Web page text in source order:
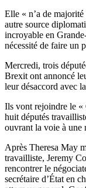
Elle « n’a de
autre source
incroyable en
nécessité de faire un
Mercredi, trois
Brexit ont annoncé
leur désaccord avec
Ils vont rejoindre le «
huit députés
ouvrant la voie à
Après Theresa May
travailliste, Jeremy
rencontrer le
secrétaire d’État en